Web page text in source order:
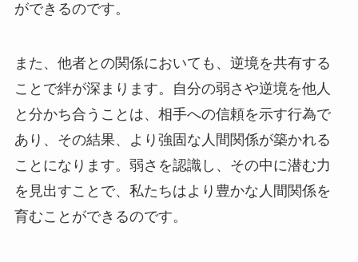
ができるのです。
また、他者との関係においても、逆境を共有する
ことで絆が深まります。自分の弱さや逆境を他人
と分かち合うことは、相手への信頼を示す行為で
あり、その結果、より強固な人間関係が築かれる
ことになります。弱さを認識し、その中に潜む力
を見出すことで、私たちはより豊かな人間関係を
育むことができるのです。